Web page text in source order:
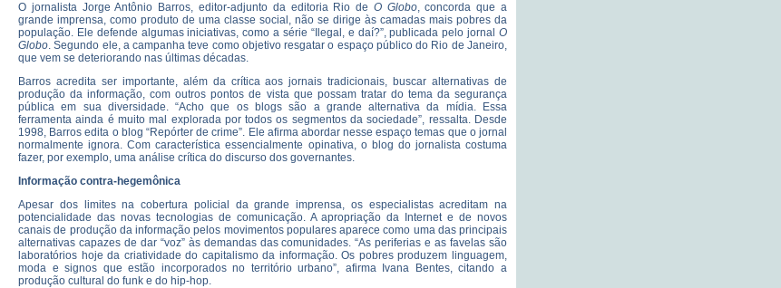
O jornalista Jorge Antônio Barros, editor-adjunto da editoria Rio de O Globo, concorda que a
grande imprensa, como produto de uma classe social, não se dirige às camadas mais pobres da
população. Ele defende algumas iniciativas, como a série “Ilegal, e daí?”, publicada pelo jornal O
Globo. Segundo ele, a campanha teve como objetivo resgatar o espaço público do Rio de Janeiro,
que vem se deteriorando nas últimas décadas.
Barros acredita ser importante, além da crítica aos jornais tradicionais, buscar alternativas de
produção da informação, com outros pontos de vista que possam tratar do tema da segurança
pública em sua diversidade. “Acho que os blogs são a grande alternativa da mídia. Essa
ferramenta ainda é muito mal explorada por todos os segmentos da sociedade”, ressalta. Desde
1998, Barros edita o blog “Repórter de crime”. Ele afirma abordar nesse espaço temas que o jornal
normalmente ignora. Com característica essencialmente opinativa, o blog do jornalista costuma
fazer, por exemplo, uma análise crítica do discurso dos governantes.
Informação contra-hegemônica
Apesar dos limites na cobertura policial da grande imprensa, os especialistas acreditam na
potencialidade das novas tecnologias de comunicação. A apropriação da Internet e de novos
canais de produção da informação pelos movimentos populares aparece como uma das principais
alternativas capazes de dar “voz” às demandas das comunidades. “As periferias e as favelas são
laboratórios hoje da criatividade do capitalismo da informação. Os pobres produzem linguagem,
moda e signos que estão incorporados no território urbano”, afirma Ivana Bentes, citando a
produção cultural do funk e do hip-hop.